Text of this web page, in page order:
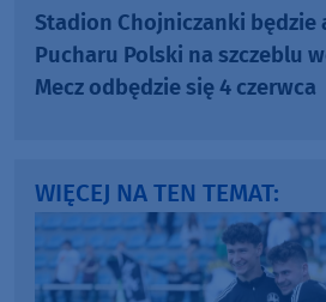
Stadion Chojniczanki będzie
Pucharu Polski na szczeblu
Mecz odbędzie się 4 czerwca
WIĘCEJ NA TEN TEMAT: